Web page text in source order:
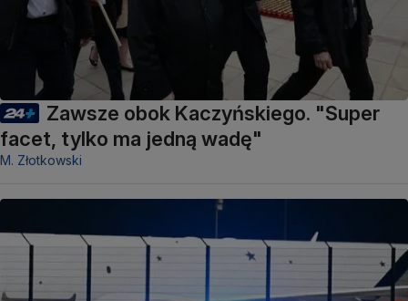
Zawsze obok Kaczyńskiego. "Super
facet, tylko ma jedną wadę"
M. Złotkowski